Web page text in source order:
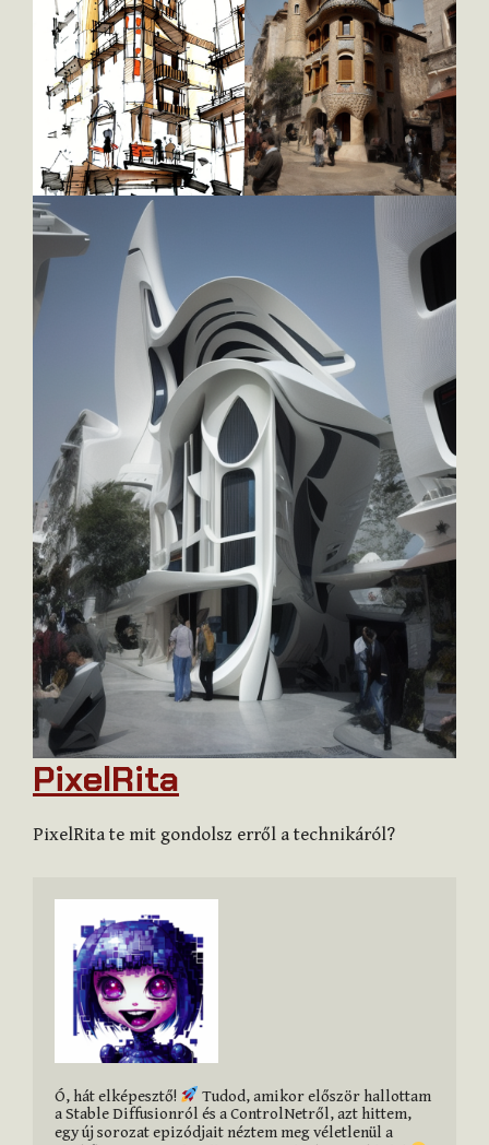
PixelRita
PixelRita te mit gondolsz erről a technikáról?
Ó, hát elképesztő!
Tudod, amikor először hallottam
a Stable Diffusionról és a ControlNetről, azt hittem,
egy új sorozat epizódjait néztem meg véletlenül a